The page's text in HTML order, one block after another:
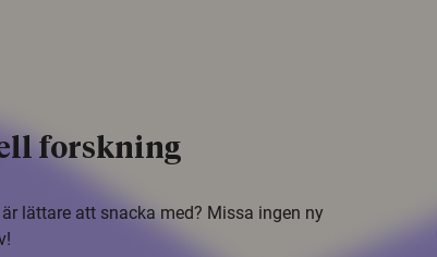
forskning
lättare att snacka med? Missa ingen ny